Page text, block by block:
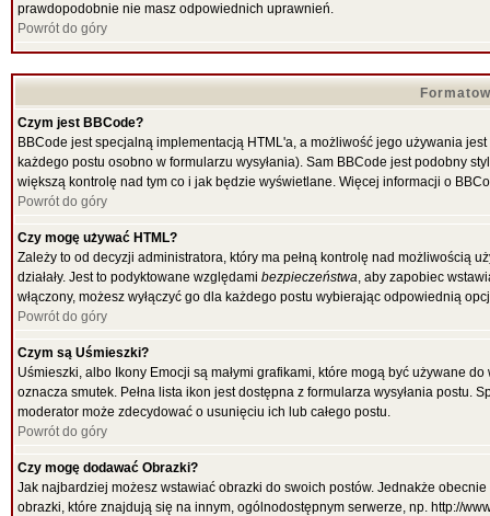
prawdopodobnie nie masz odpowiednich uprawnień.
Powrót do góry
Czym jest BBCode?
BBCode jest specjalną implementacją HTML'a, a możliwość jego używania
każdego postu osobno w formularzu wysyłania). Sam BBCode jest podobny
większą kontrolę nad tym co i jak będzie wyświetlane. Więcej informacji o
Powrót do góry
Czy mogę używać HTML?
Zależy to od decyzji administratora, który ma pełną kontrolę nad możliwością
działały. Jest to podyktowane względami bezpieczeństwa, aby zapobiec
włączony, możesz wyłączyć go dla każdego postu wybierając odpowiednią
Powrót do góry
Czym są Uśmieszki?
Uśmieszki, albo Ikony Emocji są małymi grafikami, które mogą być używane
oznacza smutek. Pełna lista ikon jest dostępna z formularza wysyłania
moderator może zdecydować o usunięciu ich lub całego postu.
Powrót do góry
Czy mogę dodawać Obrazki?
Jak najbardziej możesz wstawiać obrazki do swoich postów. Jednakże
obrazki, które znajdują się na innym, ogólnodostępnym serwerze, np. http://